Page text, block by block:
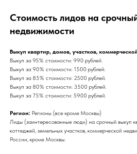
Стоимость лидов на
недвижимости
Выкуп квартир, домов, участков,
Выкуп за 95% стоимости: 990 рублей.
Выкуп за 90% стоимости: 1500 рублей.
Выкуп за 85% стоимости: 2500 рублей.
Выкуп за 80% стоимости: 3500 рублей.
Выкуп за 75% стоимости: 5900 рублей.
Регион: Регионы (все кроме Москвы)
Лиды (заинтересованные люди) на срочный выкуп
коттеджей, земельных участков, коммерческой
России, кроме Москвы.